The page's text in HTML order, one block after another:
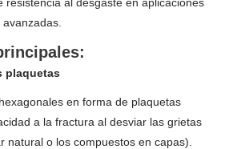
resistencia al desgaste en aplicaciones
plaquetas
en forma de plaquetas
a la fractura al desviar las grietas
natural o los compuestos en capas).